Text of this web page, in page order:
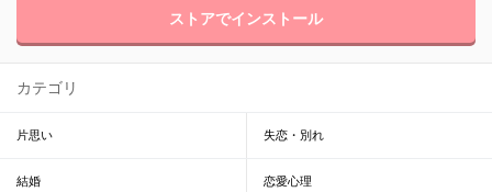
ストアでインストール
カテゴリ
片思い 失恋・別れ
結婚 恋愛心理